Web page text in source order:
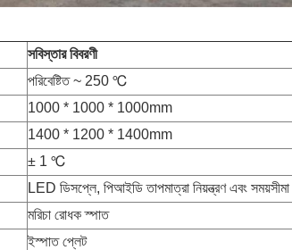
সবিস্তার বিবরণী
পরিবেষ্টিত ~ 250 ℃
1000 * 1000 * 1000mm
1400 * 1200 * 1400mm
± 1 ℃
LED ডিসপ্লে, পিআইডি তাপমাত্রা নিয়ন্ত্রণ এবং
মরিচা রোধক স্পাত
ইস্পাত প্লেট